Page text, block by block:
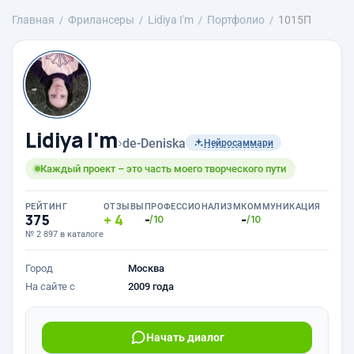
Главная Фрилансеры Lidiya I'm Портфолио 1015П
Lidiya I'm›de-Deniska Нейросаммари
Каждый проект – это часть моего творческого пути
РЕЙТИНГ
375
№ 2 897 в каталоге
ОТЗЫВЫ
4
ПРОФЕССИОНАЛИЗМ
-/10
КОММУНИКАЦИЯ
-/10
Город
Москва
На сайте с
2009 года
Начать диалог